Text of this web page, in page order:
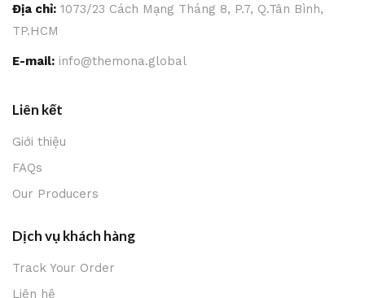
Địa chỉ: 1073/23 Cách Mạng Tháng 8, P.7, Q.Tân Bình,
TP.HCM
E-mail: info@themona.global
Liên kết
Giới thiệu
FAQs
Our Producers
Dịch vụ khách hàng
Track Your Order
Liên hệ